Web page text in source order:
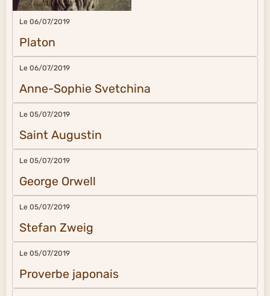
Le 06/07/2019
Platon
Le 06/07/2019
Anne-Sophie Svetchina
Le 05/07/2019
Saint Augustin
Le 05/07/2019
George Orwell
Le 05/07/2019
Stefan Zweig
Le 05/07/2019
Proverbe japonais